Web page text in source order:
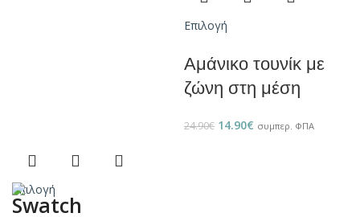
Επιλογή
Επιλογή
Αμάνικο τουνίκ με
ζώνη στη μέση
24.90€ 14.90€ συμπερ. ΦΠΑ